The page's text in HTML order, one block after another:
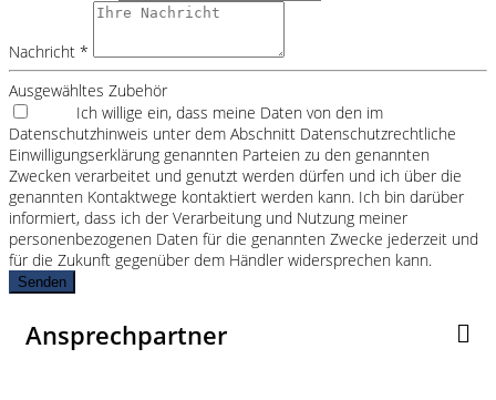
Nachricht *
Ausgewähltes Zubehör
Ich willige ein, dass meine Daten von den im
Datenschutzhinweis unter dem Abschnitt Datenschutzrechtliche
Einwilligungserklärung genannten Parteien zu den genannten
Zwecken verarbeitet und genutzt werden dürfen und ich über die
genannten Kontaktwege kontaktiert werden kann. Ich bin darüber
informiert, dass ich der Verarbeitung und Nutzung meiner
personenbezogenen Daten für die genannten Zwecke jederzeit und
für die Zukunft gegenüber dem Händler widersprechen kann.
Senden
Ansprechpartner